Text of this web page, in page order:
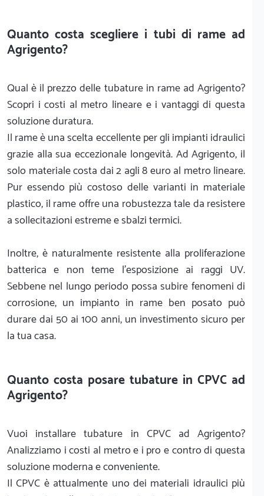
Quanto costa scegliere i tubi di rame ad
Agrigento?
Qual è il prezzo delle tubature in rame ad Agrigento?
Scopri i costi al metro lineare e i vantaggi di questa
soluzione duratura.
Il rame è una scelta eccellente per gli impianti idraulici
grazie alla sua eccezionale longevità. Ad Agrigento, il
solo materiale costa dai 2 agli 8 euro al metro lineare.
Pur essendo più costoso delle varianti in materiale
plastico, il rame offre una robustezza tale da resistere
a sollecitazioni estreme e sbalzi termici.
Inoltre, è naturalmente resistente alla proliferazione
batterica e non teme l'esposizione ai raggi UV.
Sebbene nel lungo periodo possa subire fenomeni di
corrosione, un impianto in rame ben posato può
durare dai 50 ai 100 anni, un investimento sicuro per
la tua casa.
Quanto costa posare tubature in CPVC ad
Agrigento?
Vuoi installare tubature in CPVC ad Agrigento?
Analizziamo i costi al metro e i pro e contro di questa
soluzione moderna e conveniente.
Il CPVC è attualmente uno dei materiali idraulici più